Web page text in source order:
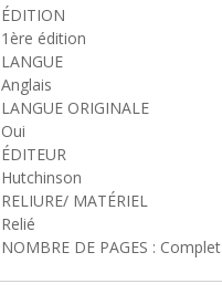
ÉDITION
1ère édition
LANGUE
Anglais
LANGUE ORIGINALE
Oui
ÉDITEUR
Hutchinson
RELIURE/ MATÉRIEL
Relié
NOMBRE DE PAGES : Complet